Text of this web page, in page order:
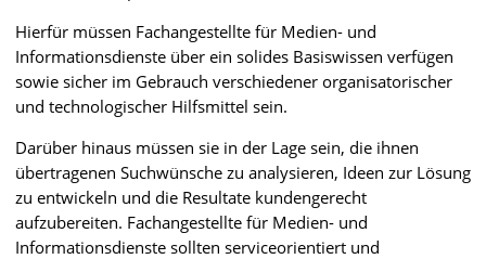
Hierfür müssen Fachangestellte für Medien- und
Informationsdienste über ein solides Basiswissen verfügen
sowie sicher im Gebrauch verschiedener organisatorischer
und technologischer Hilfsmittel sein.
Darüber hinaus müssen sie in der Lage sein, die ihnen
übertragenen Suchwünsche zu analysieren, Ideen zur Lösung
zu entwickeln und die Resultate kundengerecht
aufzubereiten. Fachangestellte für Medien- und
Informationsdienste sollten serviceorientiert und